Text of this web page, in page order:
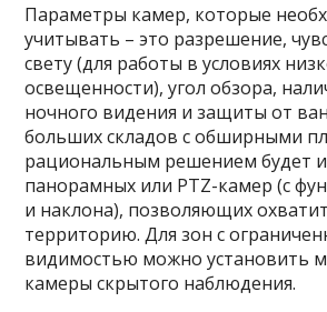
Параметры камер, которые
учитывать – это разрешение,
свету (для работы в условиях
освещенности), угол обзора,
ночного видения и защиты от
больших складов с обширными
рациональным решением будет
панорамных или PTZ-камер (с
и наклона), позволяющих
территорию. Для зон с
видимостью можно установить
камеры скрытого наблюдения.